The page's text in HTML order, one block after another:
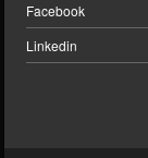
Facebook
Linkedin